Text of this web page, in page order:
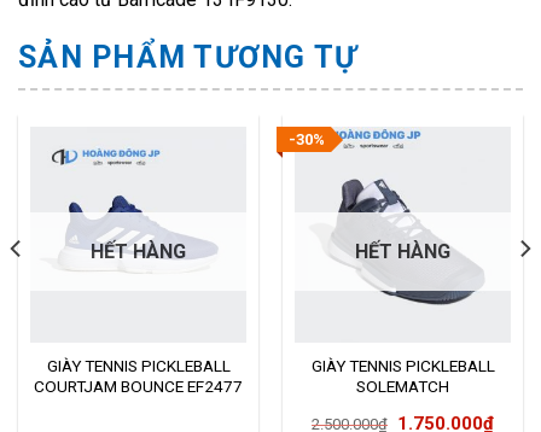
SẢN PHẨM TƯƠNG TỰ
HẾT HÀNG
GIÀY TENNIS PICKLEBALL
COURTJAM BOUNCE EF2477
-30%
HẾT HÀNG
GIÀY TENNIS PICKLEBALL
SOLEMATCH
2.500.000₫ Giá
1.750.000₫Giá